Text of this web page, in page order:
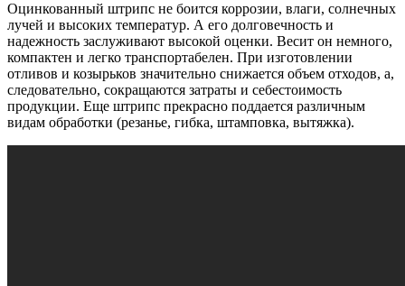
Оцинкованный штрипс не боится коррозии, влаги, солнечных
лучей и высоких температур. А его долговечность и
надежность заслуживают высокой оценки. Весит он немного,
компактен и легко транспортабелен. При изготовлении
отливов и козырьков значительно снижается объем отходов, а,
следовательно, сокращаются затраты и себестоимость
продукции. Еще штрипс прекрасно поддается различным
видам обработки (резанье, гибка, штамповка, вытяжка).